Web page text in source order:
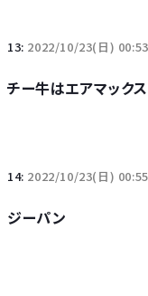
13: 2022/10/23(日)
チー牛はエアマック
14: 2022/10/23(日)
ジーパン